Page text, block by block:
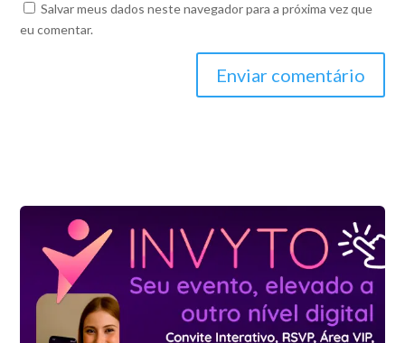
Salvar meus dados neste navegador para a próxima vez que
eu comentar.
Enviar comentário